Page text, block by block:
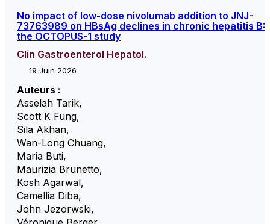
No impact of low-dose nivolumab addition to JNJ-
73763989 on HBsAg declines in chronic hepatitis B:
the OCTOPUS-1 study
Clin Gastroenterol Hepatol.
19 Juin 2026
Auteurs :
Asselah Tarik,
Scott K Fung,
Sila Akhan,
Wan-Long Chuang,
Maria Buti,
Maurizia Brunetto,
Kosh Agarwal,
Camellia Diba,
John Jezorwski,